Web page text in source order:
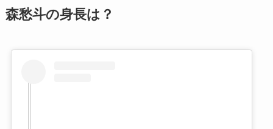
森愁斗の身長は？